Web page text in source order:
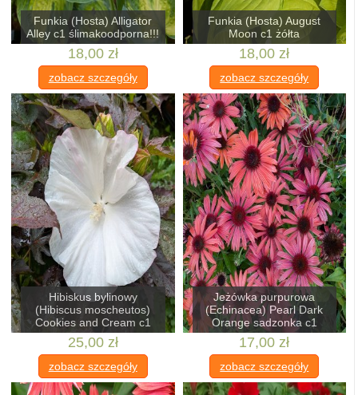
Funkia (Hosta) Alligator
Alley c1 ślimakoodporna!!!
18,00 zł
zobacz szczegóły
Funkia (Hosta) August
Moon c1 żółta
18,00 zł
zobacz szczegóły
Hibiskus bylinowy
(Hibiscus moscheutos)
Cookies and Cream c1
25,00 zł
zobacz szczegóły
Jeżówka purpurowa
(Echinacea) Pearl Dark
Orange sadzonka c1
17,00 zł
zobacz szczegóły